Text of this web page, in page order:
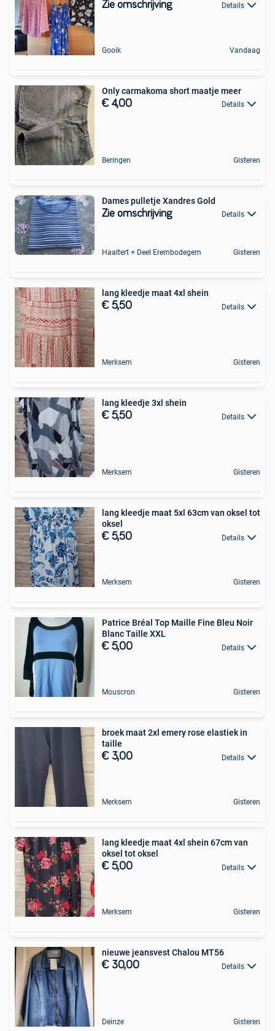
Zie omschrijving Details
Gooik Vandaag
Only carmakoma short maatje meer
€ 4,00 Details
Beringen Gisteren
Dames pulletje Xandres Gold
Zie omschrijving Details
Haaltert + Deel Erembodegem Gisteren
lang kleedje maat 4xl shein
€ 5,50 Details
Merksem Gisteren
lang kleedje 3xl shein
€ 5,50 Details
Merksem Gisteren
lang kleedje maat 5xl 63cm van oksel tot
oksel
€ 5,50 Details
Merksem Gisteren
Patrice Bréal Top Maille Fine Bleu Noir
Blanc Taille XXL
€ 5,00 Details
Mouscron Gisteren
broek maat 2xl emery rose elastiek in
taille
€ 3,00 Details
Merksem Gisteren
lang kleedje maat 4xl shein 67cm van
oksel tot oksel
€ 5,00 Details
Merksem Gisteren
nieuwe jeansvest Chalou MT56
€ 30,00 Details
Deinze Gisteren